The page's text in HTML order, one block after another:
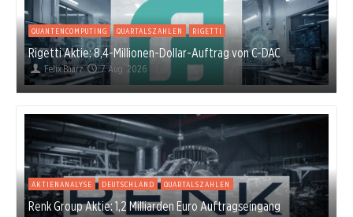
QUANTENCOMPUTING QUARTALSZAHLEN RIGETTI
Rigetti Aktie: 8,4-Millionen-Dollar-Auftrag von C-DAC
Felix Baarz 7. Aug. 2026
AKTIENANALYSE DEUTSCHLAND QUARTALSZAHLEN
Renk Group Aktie: 1,2 Milliarden Euro Auftragseingang